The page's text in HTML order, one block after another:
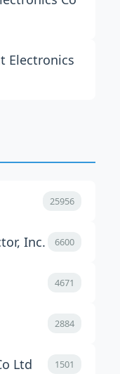
Electronics
25956
Inc. 6600
4671
2884
Ltd 1501